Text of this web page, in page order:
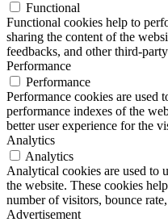
Functional
Functional cookies help to
sharing the content of the
feedbacks, and other third-
Performance
Performance
Performance cookies are used
performance indexes of the
better user experience for the
Analytics
Analytics
Analytical cookies are used to
the website. These cookies
number of visitors, bounce
Advertisement